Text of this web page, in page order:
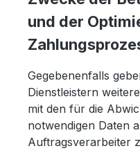
und der
Gegebenenfalls
Dienstleistern
mit den für die
notwendigen Daten
Auftragsverarbeiter